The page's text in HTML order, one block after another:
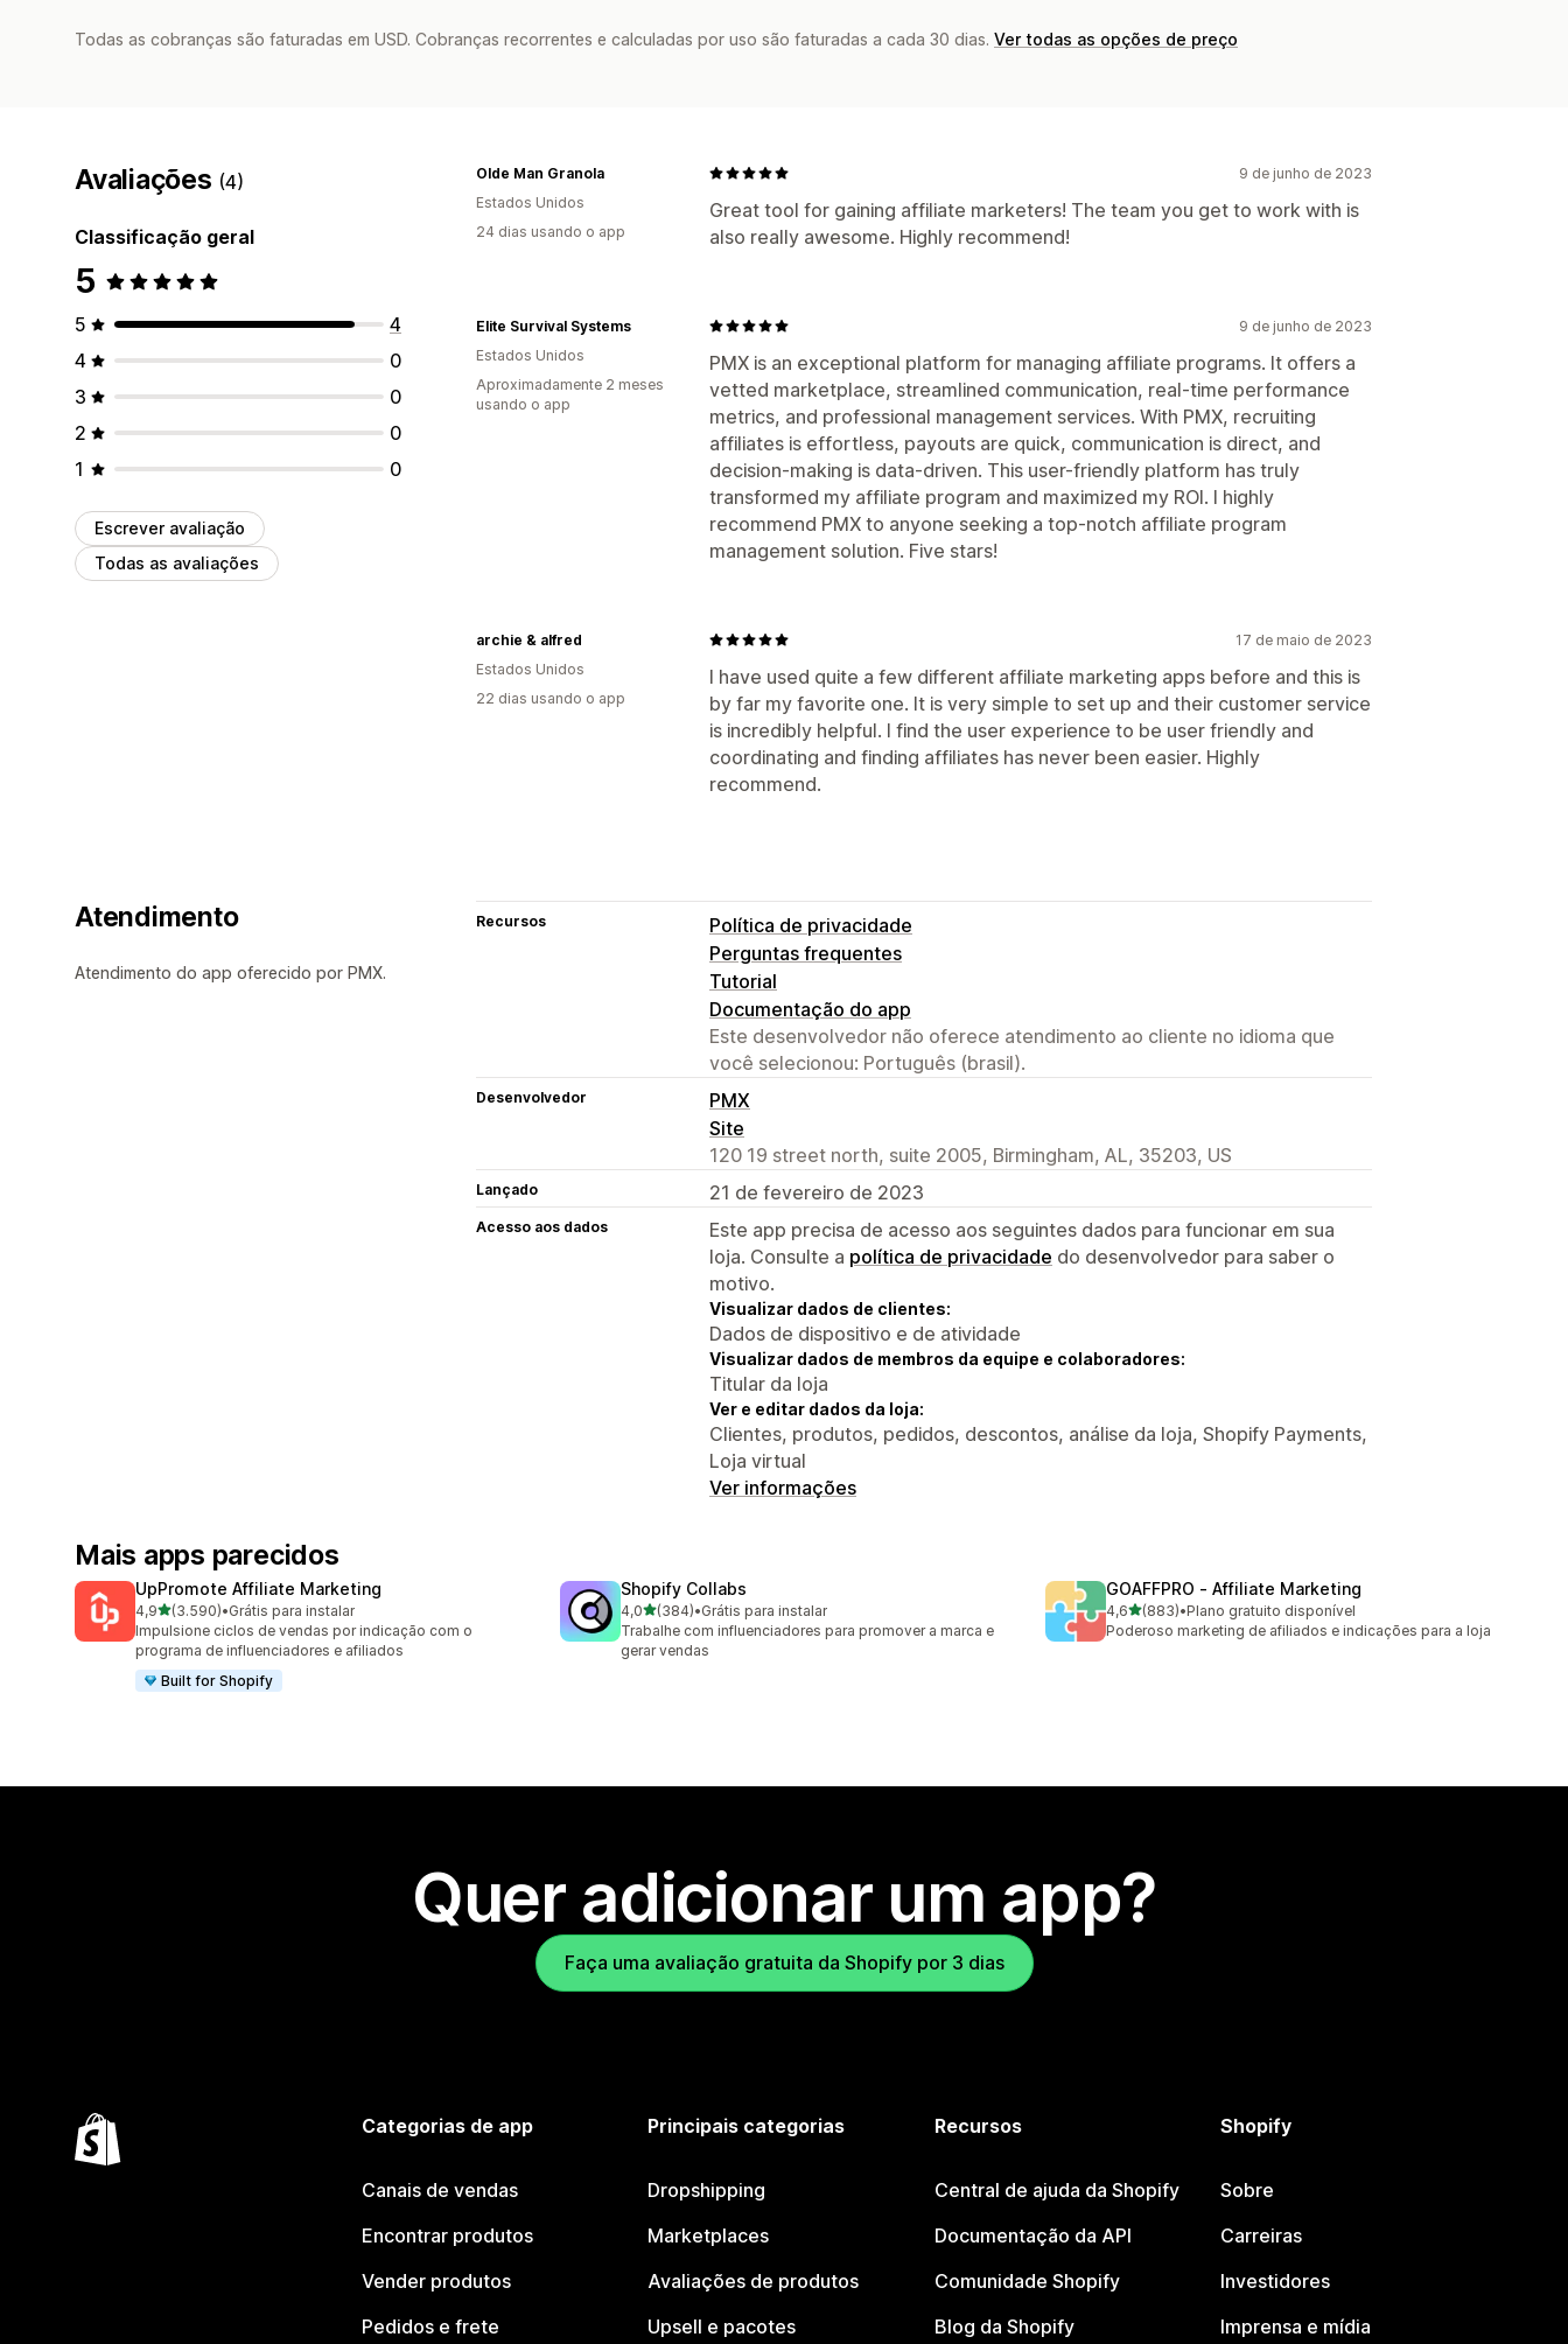
Todas as cobranças são faturadas em USD. Cobranças recorrentes e calculadas por uso são faturadas a cada 30 dias. Ver todas as opções de preço
Avaliações (4)
Classificação geral
5
5
4
4
0
3
0
2
0
1
0
Escrever avaliação
Todas as avaliações
9 de junho de 2023
Great tool for gaining affiliate marketers! The team you get to work with is
also really awesome. Highly recommend!
Olde Man Granola
Estados Unidos
24 dias usando o app
9 de junho de 2023
PMX is an exceptional platform for managing affiliate programs. It offers a
vetted marketplace, streamlined communication, real-time performance
metrics, and professional management services. With PMX, recruiting
affiliates is effortless, payouts are quick, communication is direct, and
decision-making is data-driven. This user-friendly platform has truly
transformed my affiliate program and maximized my ROI. I highly
recommend PMX to anyone seeking a top-notch affiliate program
management solution. Five stars!
Elite Survival Systems
Estados Unidos
Aproximadamente 2 meses
usando o app
17 de maio de 2023
I have used quite a few different affiliate marketing apps before and this is
by far my favorite one. It is very simple to set up and their customer service
is incredibly helpful. I find the user experience to be user friendly and
coordinating and finding affiliates has never been easier. Highly
recommend.
archie & alfred
Estados Unidos
22 dias usando o app
Atendimento
Atendimento do app oferecido por PMX.
Recursos
Política de privacidade
Perguntas frequentes
Tutorial
Documentação do app
Este desenvolvedor não oferece atendimento ao cliente no idioma que
você selecionou: Português (brasil).
Desenvolvedor
PMX
Site
120 19 street north, suite 2005, Birmingham, AL, 35203, US
Lançado 21 de fevereiro de 2023
Acesso aos dados
Este app precisa de acesso aos seguintes dados para funcionar em sua
loja. Consulte a política de privacidade do desenvolvedor para saber o
motivo.
Visualizar dados de clientes:
Dados de dispositivo e de atividade
Visualizar dados de membros da equipe e colaboradores:
Titular da loja
Ver e editar dados da loja:
Clientes, produtos, pedidos, descontos, análise da loja, Shopify Payments,
Loja virtual
Ver informações
Mais apps parecidos
UpPromote Affiliate Marketing
4,9de 5 estrelas
(3.590)
3590 avaliações ao todo
•Grátis para instalar
Impulsione ciclos de vendas por indicação com o
programa de influenciadores e afiliados
Built for Shopify
Shopify Collabs
4,0de 5 estrelas
(384)
384 avaliações ao todo
•Grátis para instalar
Trabalhe com influenciadores para promover a marca e
gerar vendas
GOAFFPRO ‑ Affiliate Marketing
4,6de 5 estrelas
(883)
883 avaliações ao todo
•Plano gratuito disponível
Poderoso marketing de afiliados e indicações para a loja
Quer adicionar um app?
Faça uma avaliação gratuita da Shopify por 3 dias
Categorias de app
Canais de vendas
Encontrar produtos
Vender produtos
Pedidos e frete
Principais categorias
Dropshipping
Marketplaces
Avaliações de produtos
Upsell e pacotes
Recursos
Central de ajuda da Shopify
Documentação da API
Comunidade Shopify
Blog da Shopify
Shopify
Sobre
Carreiras
Investidores
Imprensa e mídia